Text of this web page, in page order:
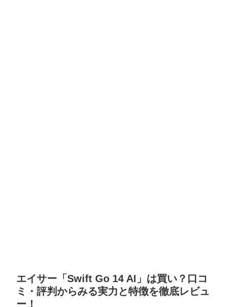
エイサー「Swift Go 14 AI」は買い？口コ
ミ・評判からみる実力と特徴を徹底レビュ
ー！